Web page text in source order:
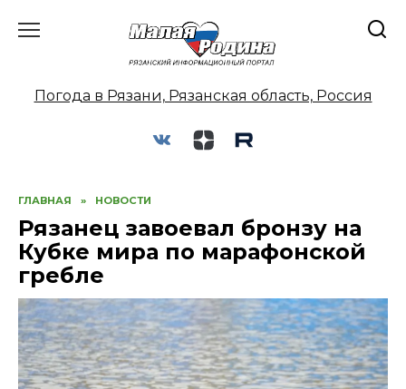
Погода в Рязани, Рязанская область, Россия
ГЛАВНАЯ » НОВОСТИ
Рязанец завоевал бронзу на
Кубке мира по марафонской
гребле